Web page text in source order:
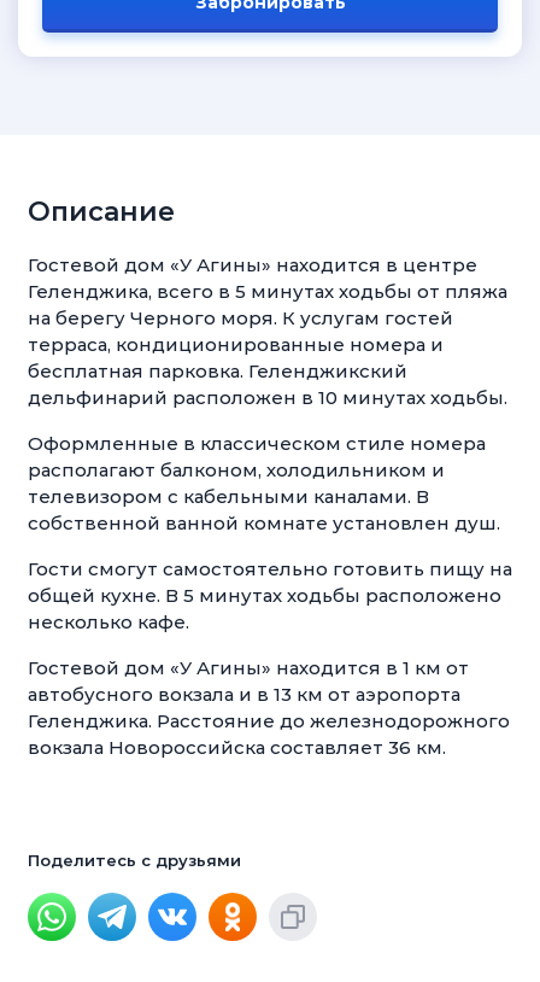
Описание
Гостевой дом «У Агины» находится в центре
Геленджика, всего в 5 минутах ходьбы от пляжа
на берегу Черного моря. К услугам гостей
терраса, кондиционированные номера и
бесплатная парковка. Геленджикский
дельфинарий расположен в 10 минутах ходьбы.
Оформленные в классическом стиле номера
располагают балконом, холодильником и
телевизором с кабельными каналами. В
собственной ванной комнате установлен душ.
Гости смогут самостоятельно готовить пищу на
общей кухне. В 5 минутах ходьбы расположено
несколько кафе.
Гостевой дом «У Агины» находится в 1 км от
автобусного вокзала и в 13 км от аэропорта
Геленджика. Расстояние до железнодорожного
вокзала Новороссийска составляет 36 км.
Поделитесь с друзьями